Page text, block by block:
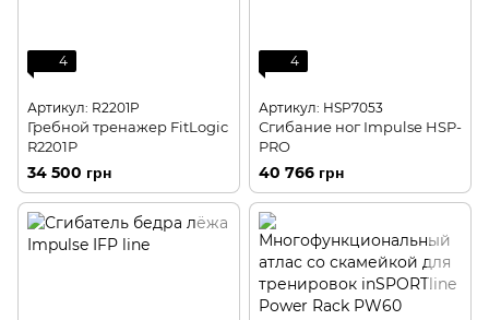
4
Артикул: R2201P
Гребной тренажер FitLogic
R2201P
34 500 грн
4
Артикул: HSP7053
Сгибание ног Impulse HSP-
PRO
40 766 грн